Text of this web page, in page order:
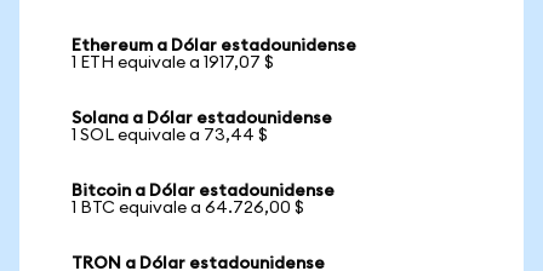
Ethereum a Dólar estadounidense
1 ETH equivale a 1917,07 $
Solana a Dólar estadounidense
1 SOL equivale a 73,44 $
Bitcoin a Dólar estadounidense
1 BTC equivale a 64.726,00 $
TRON a Dólar estadounidense